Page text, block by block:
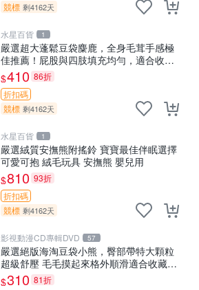
競標 剩4162天
水星百貨 1
嚴選超大蓬鬆豆袋麋鹿，全身毛茸手感極
佳推薦！屁股與四肢填充均勻，適合收藏
與孩童共賞。 麋鹿 豆袋 毛茸玩具
$410 86折
折扣碼
競標 剩4162天
水星百貨 1
嚴選絨質安撫熊附搖鈴 寶寶最佳伴眠選擇
可愛可抱 絨毛玩具 安撫熊 嬰兒用
$810 93折
折扣碼
競標 剩4162天
影視動漫CD專輯DVD 57
嚴選絕版海淘豆袋小熊，臀部帶特大顆粒
超級舒壓 毛毛摸起來格外順滑適合收藏
100%棉質 豆袋枕 豆袋、抱枕、小熊
$310 81折